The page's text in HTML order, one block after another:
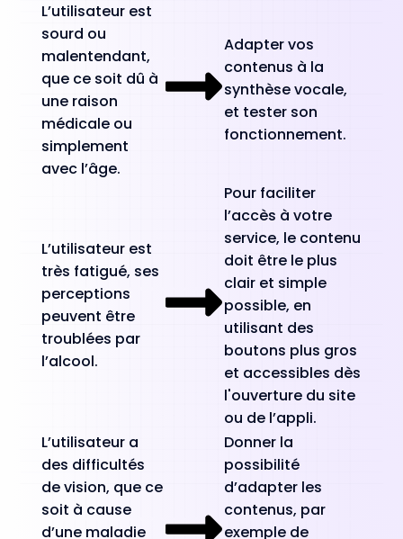
L’utilisateur est
sourd ou
malentendant,
que ce soit dû à
une raison
médicale ou
simplement
avec l’âge.
Adapter vos
contenus à la
synthèse vocale,
et tester son
fonctionnement.
L’utilisateur est
très fatigué, ses
perceptions
peuvent être
troublées par
l’alcool.
Pour faciliter
l’accès à votre
service, le contenu
doit être le plus
clair et simple
possible, en
utilisant des
boutons plus gros
et accessibles dès
l'ouverture du site
ou de l’appli.
L’utilisateur a
des difficultés
de vision, que ce
soit à cause
d’une maladie
Donner la
possibilité
d’adapter les
contenus, par
exemple de